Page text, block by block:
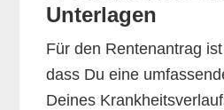
Unterlagen
Für den Rentenantrag
dass Du eine
Deines